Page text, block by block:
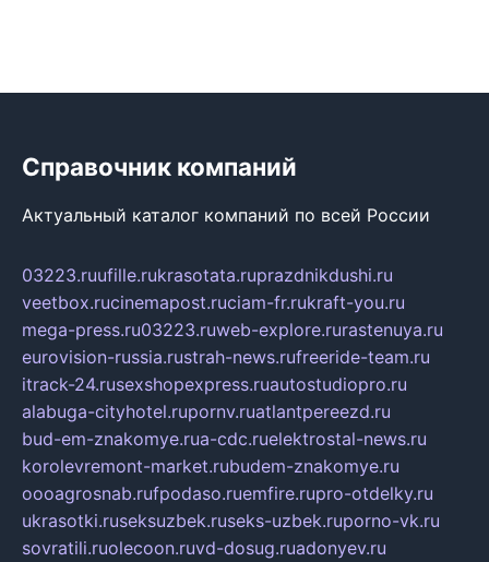
Справочник компаний
Актуальный каталог компаний по всей России
03223.ruufille.rukrasotata.ruprazdnikdushi.ru
veetbox.rucinemapost.ruciam-fr.rukraft-you.ru
mega-press.ru03223.ruweb-explore.rurastenuya.ru
eurovision-russia.rustrah-news.rufreeride-team.ru
itrack-24.rusexshopexpress.ruautostudiopro.ru
alabuga-cityhotel.rupornv.ruatlantpereezd.ru
bud-em-znakomye.rua-cdc.ruelektrostal-news.ru
korolevremont-market.rubudem-znakomye.ru
oooagrosnab.rufpodaso.ruemfire.rupro-otdelky.ru
ukrasotki.ruseksuzbek.ruseks-uzbek.ruporno-vk.ru
sovratili.ruolecoon.ruvd-dosug.ruadonyev.ru